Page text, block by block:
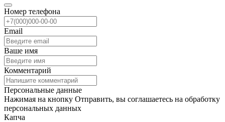
Номер телефона
Email
Ваше имя
Комментарий
Персональные данные
Нажимая на кнопку Отправить, вы соглашаетесь на обработку
персональных данных
Капча